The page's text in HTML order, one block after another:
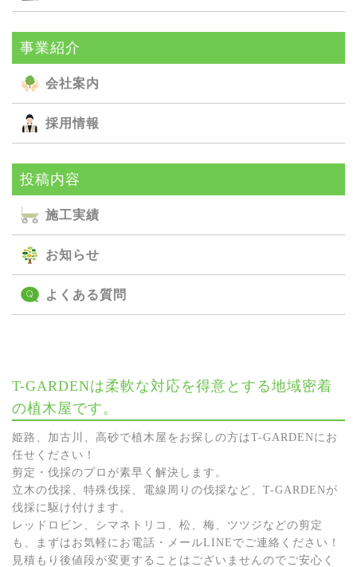
事業紹介
会社案内
採用情報
投稿内容
施⼯実績
お知らせ
よくある質問
T-GARDENは柔軟な対応を得意とする地域密着
の植木屋です。
姫路、加古川、高砂で植木屋をお探しの方はT-GARDENにお
任せください！
剪定・伐採のプロが素早く解決します。
立木の伐採、特殊伐採、電線周りの伐採など、T-GARDENが
伐採に駆け付けます。
レッドロビン、シマネトリコ、松、梅、ツツジなどの剪定
も、まずはお気軽にお電話・メールLINEでご連絡ください！
見積もり後値段が変更することはございませんのでご安心く